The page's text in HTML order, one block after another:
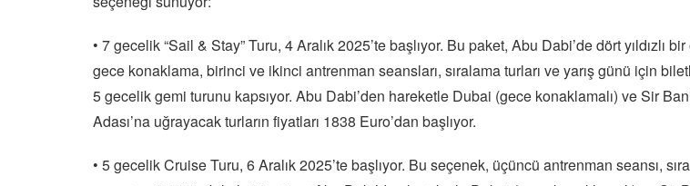
• 7 gecelik “Sail & Stay” Turu, 4 Aralık 2025’te başlıyor. Bu paket, Abu Dabi’de dört yıldızlı
gece konaklama, birinci ve ikinci antrenman seansları, sıralama turları ve yarış günü için
5 gecelik gemi turunu kapsıyor. Abu Dabi’den hareketle Dubai (gece konaklamalı) ve Sir
Adası’na uğrayacak turların fiyatları 1838 Euro’dan başlıyor.
• 5 gecelik Cruise Turu, 6 Aralık 2025’te başlıyor. Bu seçenek, üçüncü antrenman seansı,